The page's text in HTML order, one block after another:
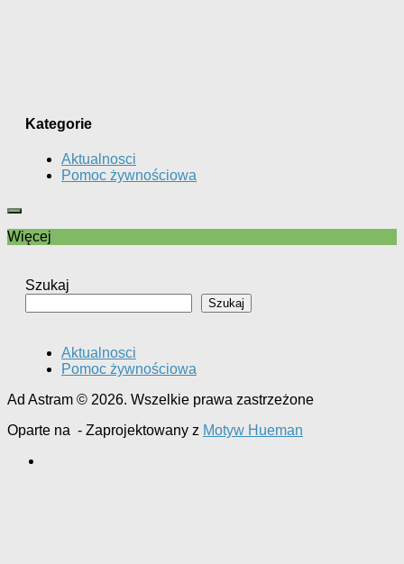
Kategorie
Aktualnosci
Pomoc żywnościowa
Więcej
Szukaj
Szukaj
Aktualnosci
Pomoc żywnościowa
Ad Astram © 2026. Wszelkie prawa zastrzeżone
Oparte na - Zaprojektowany z Motyw Hueman